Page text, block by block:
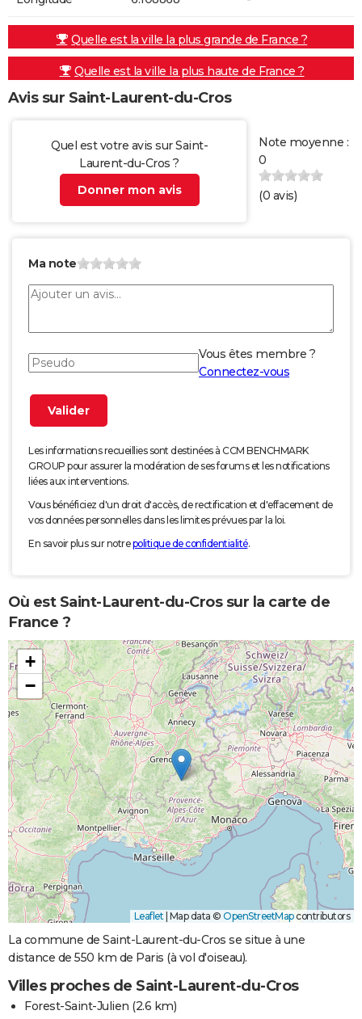
Quelle est la ville la plus grande de France ?
Quelle est la ville la plus haute de France ?
Avis sur Saint-Laurent-du-Cros
Quel est votre avis sur Saint-
Laurent-du-Cros ?
Donner mon avis
Note moyenne :
0
(0 avis)
Ma note
Vous êtes membre ?
Connectez-vous
Les informations recueillies sont destinées à CCM BENCHMARK
GROUP pour assurer la modération de ses forums et les notifications
liées aux interventions.
Vous bénéficiez d'un droit d'accès, de rectification et d'effacement de
vos données personnelles dans les limites prévues par la loi.
En savoir plus sur notrepolitique de confidentialité.
Où est Saint-Laurent-du-Cros sur la carte de
France ?
+
−
Leaflet Map data © OpenStreetMapcontributors
La commune de Saint-Laurent-du-Cros se situe à une
distance de 550 km de Paris (à vol d'oiseau).
Villes proches de Saint-Laurent-du-Cros
Forest-Saint-Julien (2.6 km)